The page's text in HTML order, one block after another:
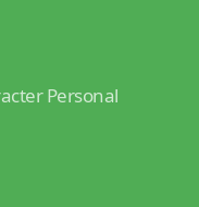
Personal